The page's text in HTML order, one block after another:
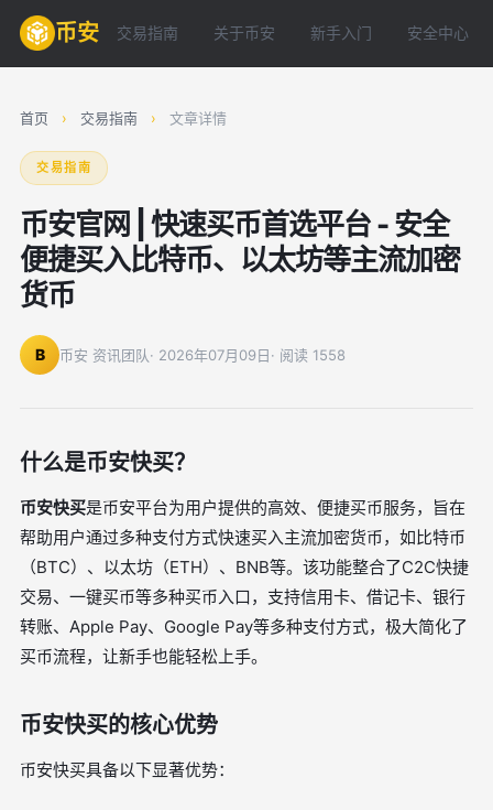
币安 交易指南 关于币安 新手入门 安全中心
首页 › 交易指南 › 文章详情
交易指南
币安官网 | 快速买币首选平台 - 安全
便捷买入比特币、以太坊等主流加密
货币
B 币安 资讯团队· 2026年07月09日· 阅读 1558
什么是币安快买？
币安快买是币安平台为用户提供的高效、便捷买币服务，旨在
帮助用户通过多种支付方式快速买入主流加密货币，如比特币
（BTC）、以太坊（ETH）、BNB等。该功能整合了C2C快捷
交易、一键买币等多种买币入口，支持信用卡、借记卡、银行
转账、Apple Pay、Google Pay等多种支付方式，极大简化了
买币流程，让新手也能轻松上手。
币安快买的核心优势
币安快买具备以下显著优势：